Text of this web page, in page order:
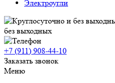
Электроугли
без выходных
+7 (911) 908-44-10
Заказать звонок
Меню